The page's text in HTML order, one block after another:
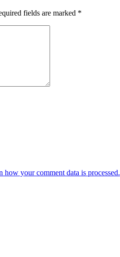
fields are marked *
how your comment data is processed.